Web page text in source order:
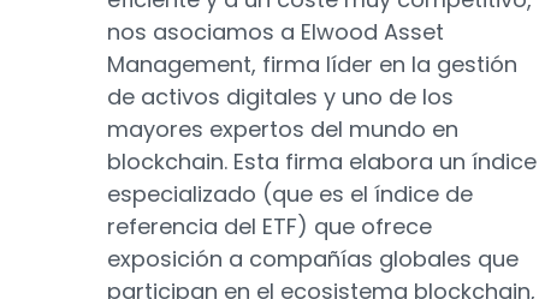
nos asociamos a Elwood Asset
Management, firma líder en la gestión
de activos digitales y uno de los
mayores expertos del mundo en
blockchain. Esta firma elabora un índice
especializado (que es el índice de
referencia del ETF) que ofrece
exposición a compañías globales que
participan en el ecosistema blockchain,